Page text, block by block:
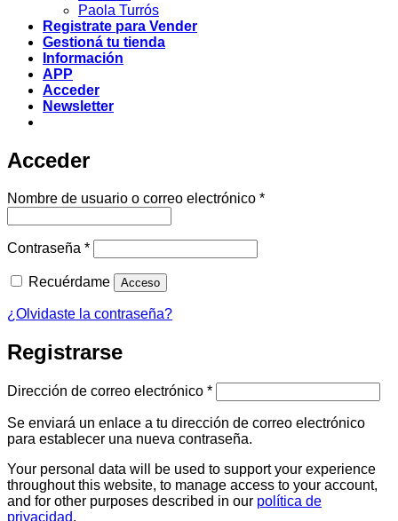
Paola Turrós
Registrate para Vender
Gestioná tu tienda
Información
APP
Acceder
Newsletter
Acceder
Nombre de usuario o correo electrónico *Obligatorio
Contraseña *Obligatorio
Recuérdame Acceso
¿Olvidaste la contraseña?
Registrarse
Dirección de correo electrónico *Obligatorio
Se enviará un enlace a tu dirección de correo electrónico
para establecer una nueva contraseña.
Your personal data will be used to support your experience
throughout this website, to manage access to your account,
and for other purposes described in our política de
privacidad.